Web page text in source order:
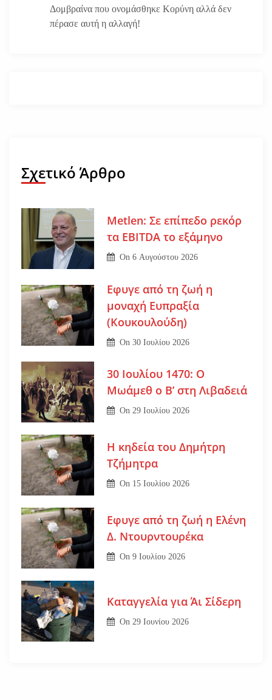
Δομβραίνα που ονομάσθηκε Κορύνη αλλά δεν
πέρασε αυτή η αλλαγή!
Σχετικό Άρθρο
Metlen: Σε επίπεδο ρεκόρ
τα EBITDA το εξάμηνο
On6 Αυγούστου 2026
Εφυγε από τη ζωή η
μοναχή Ευπραξία
(Κουκουλούδη)
On30 Ιουλίου 2026
30 Ιουλίου 1470: Ο
Μωάμεθ ο Β’ στη Λιβαδειά
On29 Ιουλίου 2026
Η κηδεία του Δημήτρη
Τζήμητρα
On 15 Ιουλίου 2026
Εφυγε από τη ζωή η Ελένη
Δ. Ντουρντουρέκα
On9 Ιουλίου 2026
Καταγγελία για Άι Σίδερη
On 29 Ιουνίου 2026